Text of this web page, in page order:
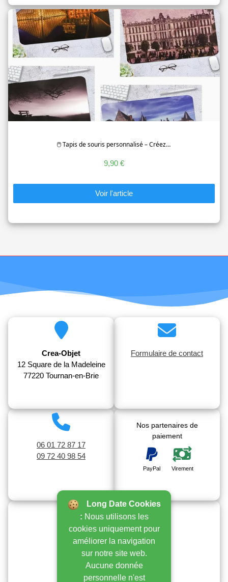
🖱️ Tapis de souris personnalisé – Créez…
9,90 €
Voir l'article
Crea-Objet
12 Square de la Madeleine
77220 Tournan-en-Brie
Formulaire de contact
06 01 72 87 17
09 72 40 98 54
Nos partenaires de
paiement
PayPal Virement
Nos transporteurs
Mondial
Relay
Long Date Cookies
: Nous utilisons les
cookies uniquement pour
améliorer la navigation
sur notre site web.
Aucune donnée
personnelle n'est